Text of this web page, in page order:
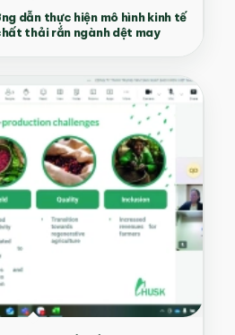
dẫn thực hiện mô hình kinh tế
thải rắn ngành dệt may